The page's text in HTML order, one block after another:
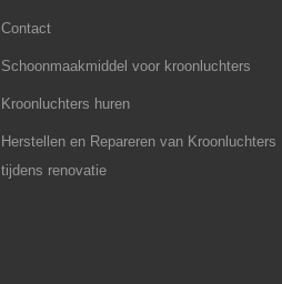
Contact
Schoonmaakmiddel voor kroonluchters
Kroonluchters huren
Herstellen en Repareren van Kroonluchters
tijdens renovatie